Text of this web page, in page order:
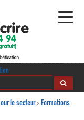
Alphabétisation
le secteur>Formations